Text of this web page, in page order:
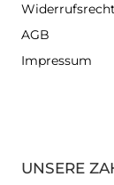
UNSERE
Widerrufsrecht
AGB
Impressum